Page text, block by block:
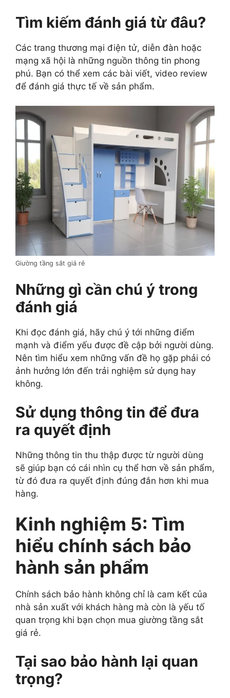
Tìm kiếm đánh giá từ đâu?
Các trang thương mại điện tử, diễn đàn hoặc
mạng xã hội là những nguồn thông tin phong
phú. Bạn có thể xem các bài viết, video review
để đánh giá thực tế về sản phẩm.
Giường tầng sắt giá rẻ
Những gì cần chú ý trong
đánh giá
Khi đọc đánh giá, hãy chú ý tới những điểm
mạnh và điểm yếu được đề cập bởi người dùng.
Nên tìm hiểu xem những vấn đề họ gặp phải có
ảnh hưởng lớn đến trải nghiệm sử dụng hay
không.
Sử dụng thông tin để đưa
ra quyết định
Những thông tin thu thập được từ người dùng
sẽ giúp bạn có cái nhìn cụ thể hơn về sản phẩm,
từ đó đưa ra quyết định đúng đắn hơn khi mua
hàng.
Kinh nghiệm 5: Tìm
hiểu chính sách bảo
hành sản phẩm
Chính sách bảo hành không chỉ là cam kết của
nhà sản xuất với khách hàng mà còn là yếu tố
quan trọng khi bạn chọn mua giường tầng sắt
giá rẻ.
Tại sao bảo hành lại quan
trọng?